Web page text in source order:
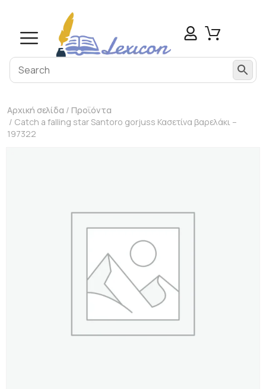
Αρχική σελίδα / Προϊόντα
/ Catch a falling star Santoro gorjuss Κασετίνα βαρελάκι –
197322